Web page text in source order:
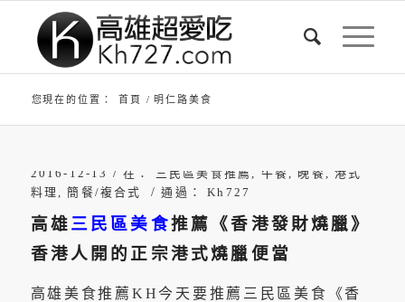
您現在的位置： 首頁 / 明仁路美食
2016-12-13 / 在： 三民區美食推薦, 午餐, 晚餐,港式
料理,簡餐/複合式 / 通過：Kh727
高雄三民區美食推薦《香港發財燒臘》
香港人開的正宗港式燒臘便當
高雄美食推薦KH今天要推薦三民區美食《香